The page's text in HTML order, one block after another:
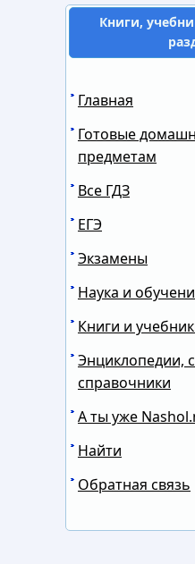
Книги,
Главная
Готовые
предметам
Все ГДЗ
ЕГЭ
Экзамены
Наука и
Книги и
Энциклопедии,
справочники
А ты уже
Найти
Обратная связь